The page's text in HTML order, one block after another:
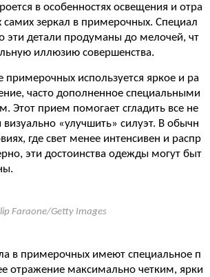
в особенностях освещения и отра
зеркал в примерочных. Специал
эти детали продуманы до мелочей, чт
иллюзию совершенства.
примерочных используется яркое и ра
часто дополненное специальными
Этот прием помогает сгладить все не
визуально «улучшить» силуэт. В обычн
где свет менее интенсивен и распр
эти достоинства одежды могут быт
Faraone/Getty Images
в примерочных имеют специальное п
отражение максимально четким, ярки